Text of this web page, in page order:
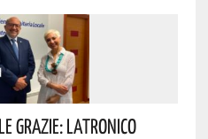
Grazie: Latronico